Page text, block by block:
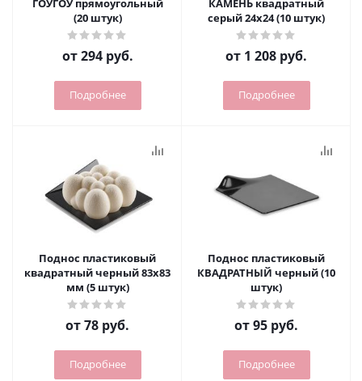
ГОУГОУ прямоугольный
(20 штук)
от294 руб.
Подробнее
КАМЕНЬ квадратный
серый 24х24 (10 штук)
от 1 208 руб.
Подробнее
Поднос пластиковый
квадратный черный 83х83
мм (5 штук)
от78 руб.
Подробнее
Поднос пластиковый
КВАДРАТНЫЙ черный (10
штук)
от95 руб.
Подробнее